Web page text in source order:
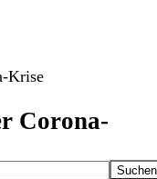
Krise
Corona-